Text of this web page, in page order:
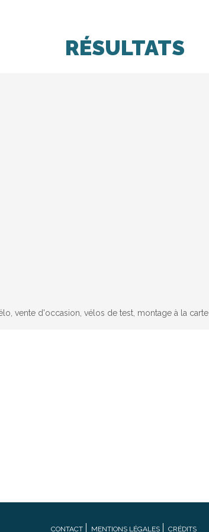
RÉSULTATS
vente d'occasion, vélos de test, montage à la carte
CONTACT MENTIONS LÉGALES CRÉDITS